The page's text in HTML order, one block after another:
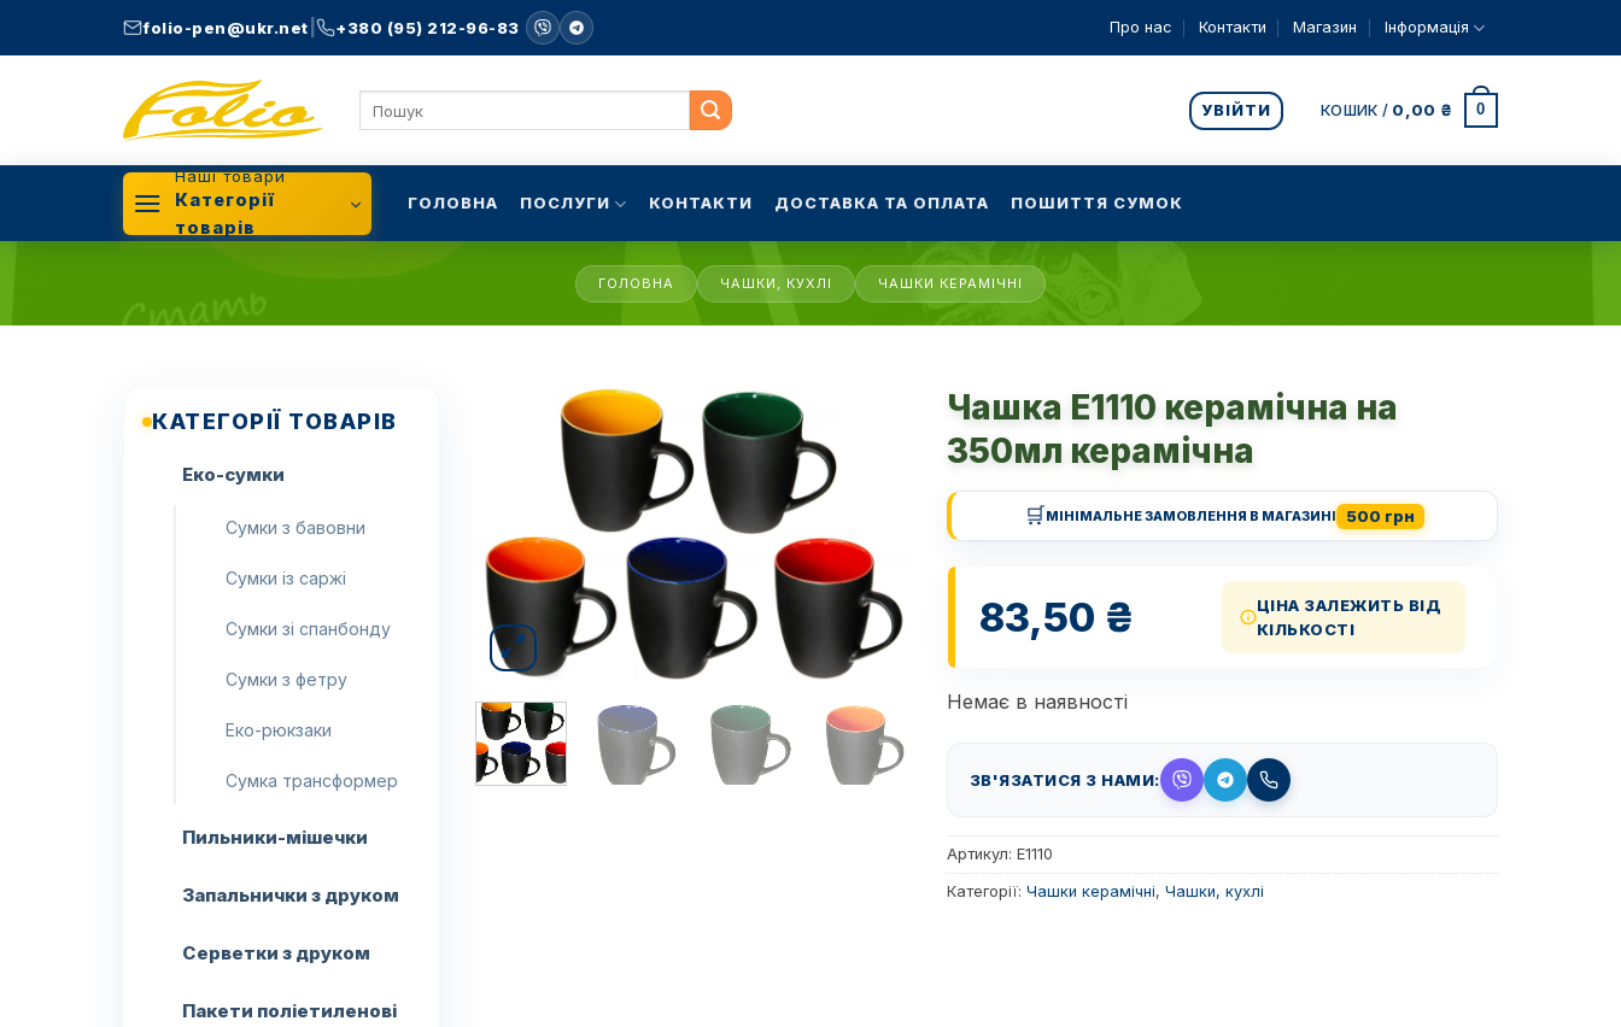
folio-pen@ukr.net +380 (95) 212-96-83 Про нас Контакти Магазин Інформація
УВІЙТИ КОШИК / 0,00 ₴ 0
Наші товари
Категорії
товарів
ГОЛОВНА ПОСЛУГИ КОНТАКТИ ДОСТАВКА ТА ОПЛАТА ПОШИТТЯ СУМОК
ГОЛОВНА ЧАШКИ, КУХЛІ ЧАШКИ КЕРАМІЧНІ
КАТЕГОРІЇ ТОВАРІВ
Еко-сумки
Сумки з бавовни
Сумки із саржі
Сумки зі спанбонду
Сумки з фетру
Еко-рюкзаки
Сумка трансформер
Пильники-мішечки
Запальнички з друком
Серветки з друком
Пакети поліетиленові
Чашка E1110 керамічна на
350мл керамічна
🛒МІНІМАЛЬНЕ ЗАМОВЛЕННЯ В МАГАЗИНІ 500 грн
83,50 ₴
ЦІНА ЗАЛЕЖИТЬ ВІД
КІЛЬКОСТІ
Немає в наявності
ЗВ'ЯЗАТИСЯ З НАМИ:
Артикул: E1110
Категорії: Чашки керамічні, Чашки, кухлі